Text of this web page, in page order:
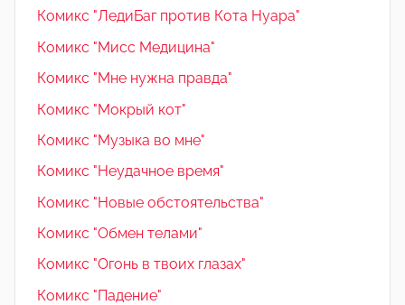
Комикс "ЛедиБаг против Кота Нуара"
Комикс "Мисс Медицина"
Комикс "Мне нужна правда"
Комикс "Мокрый кот"
Комикс "Музыка во мне"
Комикс "Неудачное время"
Комикс "Новые обстоятельства"
Комикс "Обмен телами"
Комикс "Огонь в твоих глазах"
Комикс "Падение"